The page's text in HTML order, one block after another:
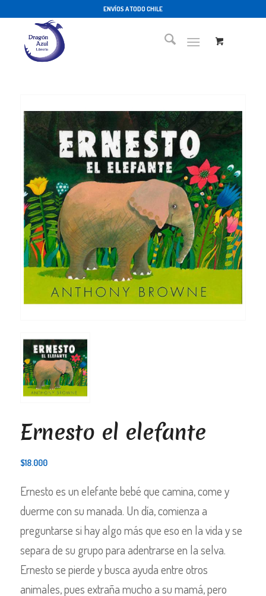
ENVÍOS A TODO CHILE
Ernesto el elefante
$18.000
Ernesto es un elefante bebé que camina, come y
duerme con su manada. Un día, comienza a
preguntarse si hay algo más que eso en la vida y se
separa de su grupo para adentrarse en la selva.
Ernesto se pierde y busca ayuda entre otros
animales, pues extraña mucho a su mamá, pero